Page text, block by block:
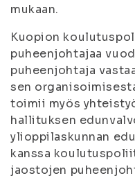
mukaan.
Kuopion
puheenjohtajaa
puheenjohtaja
sen
toimii myös
hallituksen
ylioppilaskunnan
kanssa
jaostojen